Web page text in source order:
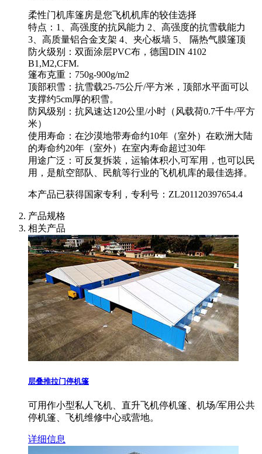
柔性门机库篷房是您飞机机库的较佳选择
特点：1、高强度的抗风能力 2、高强度的抗雪载能力
3、高质量铝合金支架 4、夹心板墙 5、 隔热气膜篷顶
防火级别：双面涂层PVC布，德国DIN 4102
B1,M2,CFM.
篷布克重：750g-900g/m2
顶部积雪：抗雪载25-75公斤/平方米，顶部水平面可以
支撑约5cm厚的积雪。
防风级别：抗风速达120公里/小时（风载荷0.7千牛/平方
米）
使用寿命：在沙漠地带寿命约10年（室外）在欧洲大陆
的寿命约20年（室外）在室内寿命超过30年
用途广泛：可反复拆装，运输体积小,可军用，也可以民
用，是航空部队、民航等行业的飞机机库的最佳选择。
本产品已获得国家专利，专利号：ZL201120397654.4
产品规格
相关产品
层叠推拉门停机篷
可用作小型私人飞机、直升飞机停机篷、机场/军用公共
停机篷、飞机维修中心或营地。
详细信息